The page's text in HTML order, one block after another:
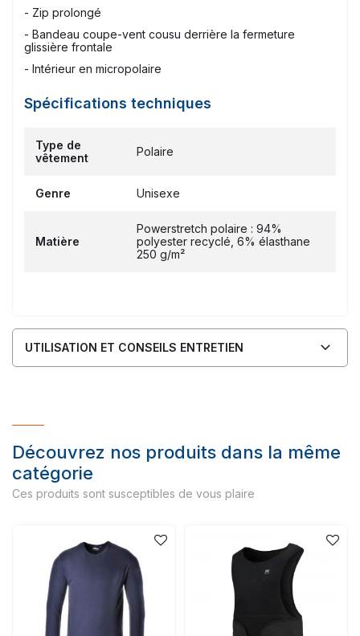
- Zip prolongé
- Bandeau coupe-vent cousu derrière la fermeture
glissière frontale
- Intérieur en micropolaire
Spécifications techniques
Type de
vêtement
Polaire
Genre Unisexe
Matière
Powerstretch polaire : 94%
polyester recyclé, 6% élasthane
250 g/m²
UTILISATION ET CONSEILS ENTRETIEN
Découvrez nos produits dans la même
catégorie
Ces produits sont susceptibles de vous plaire